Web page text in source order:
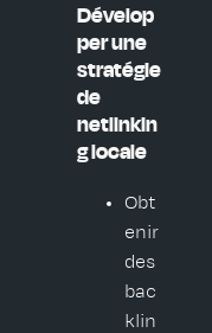
Dévelop
per une
stratégie
de
netlinkin
g locale
Obt
enir
des
bac
klin